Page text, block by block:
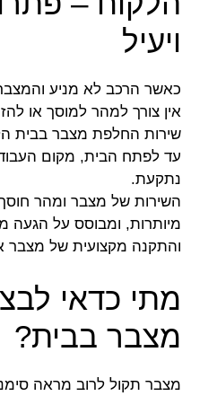
ויעיל
כאשר הרכב לא מניע
אין צורך למהר למוסך או
שירות החלפת מצבר בבית
עד לפתח הבית, מקום
נתקעת.
השירות של מצבר ומהר חוסך
מיותרות, ומבוסס על הגעה
והתקנה מקצועית של מצבר
מתי כדאי
מצבר בבית?
מצבר תקול לרוב מראה